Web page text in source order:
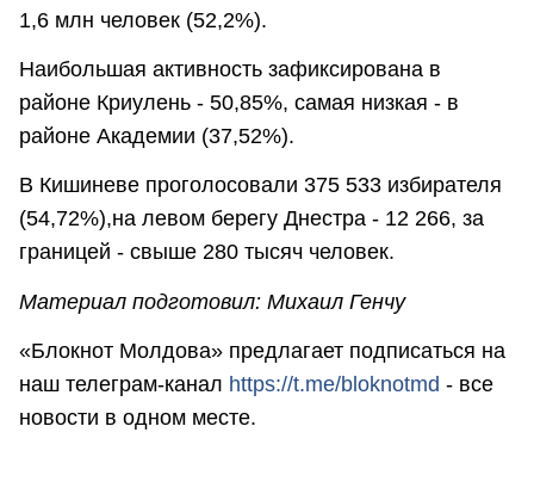
1,6 млн человек (52,2%).
Наибольшая активность зафиксирована в
районе Криулень - 50,85%, самая низкая - в
районе Академии (37,52%).
В Кишиневе проголосовали 375 533 избирателя
(54,72%),на левом берегу Днестра - 12 266, за
границей - свыше 280 тысяч человек.
Материал подготовил: Михаил Генчу
«Блокнот Молдова» предлагает подписаться на
наш телеграм-канал https://t.me/bloknotmd - все
новости в одном месте.